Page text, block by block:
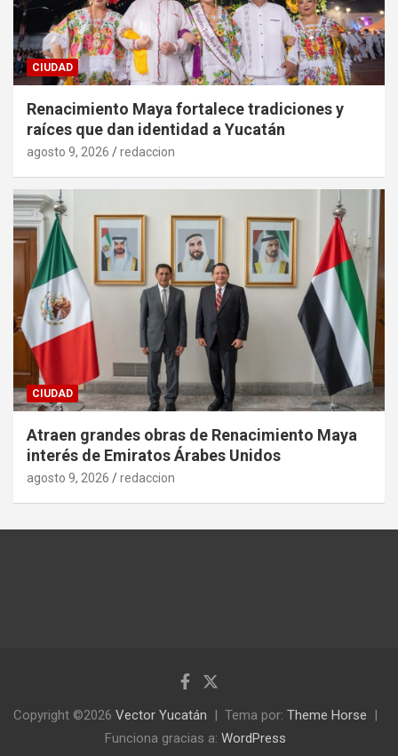
CIUDAD
Renacimiento Maya fortalece tradiciones y
raíces que dan identidad a Yucatán
agosto 9, 2026 redaccion
CIUDAD
Atraen grandes obras de Renacimiento Maya
interés de Emiratos Árabes Unidos
agosto 9, 2026 redaccion
Copyright ©2026 Vector Yucatán Tema por: Theme Horse
Funciona gracias a: WordPress